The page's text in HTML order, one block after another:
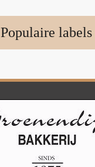
Populaire labels